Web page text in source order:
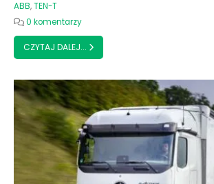
ABB,TEN-T
0 komentarzy
CZYTAJ DALEJ...